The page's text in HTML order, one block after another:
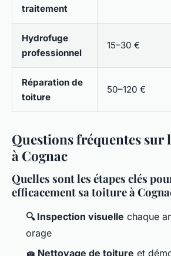
traitement
Hydrofuge
professionnel
15–30 €
Réparation de
toiture
50–120 €
Questions fréquentes sur
à Cognac
Quelles sont les étapes clés
efficacement sa toiture à
🔍 Inspection visuelle chaque
orage
🧽 Nettoyage de toiture et